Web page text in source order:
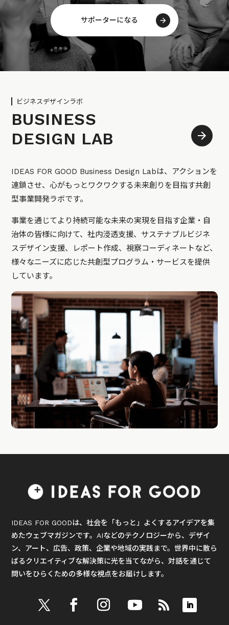
サポーターになる
ビジネスデザインラボ
BUSINESS
DESIGN LAB
IDEAS FOR GOOD Business Design Labは、アクションを
連鎖させ、心がもっとワクワクする未来創りを目指す共創
型事業開発ラボです。
事業を通じてより持続可能な未来の実現を目指す企業・自
治体の皆様に向けて、社内浸透支援、サステナブルビジネ
スデザイン支援、レポート作成、視察コーディネートなど、
様々なニーズに応じた共創型プログラム・サービスを提供
しています。
IDEAS FOR GOODは、社会を「もっと」よくするアイデアを集
めたウェブマガジンです。AIなどのテクノロジーから、デザイ
ン、アート、広告、政策、企業や地域の実践まで。世界中に散ら
ばるクリエイティブな解決策に光を当てながら、対話を通じて
問いをひらくための多様な視点をお届けします。